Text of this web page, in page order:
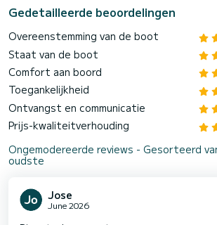
Gedetailleerde beoordelingen
Overeenstemming van de boot
Staat van de boot
Comfort aan boord
Toegankelijkheid
Ontvangst en communicatie
Prijs-kwaliteitverhouding
Ongemodereerde reviews - Gesorteerd
oudste
Jose
June 2026